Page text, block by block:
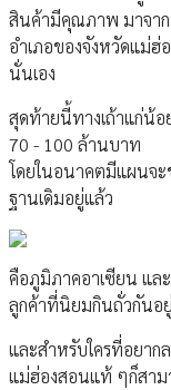
สินค้ามีคุณภาพ มาจาก
อำเภอของจังหวัดแม่
นั่นเอง
สุดท้ายนี้ทางเถ้าแก่น้อ
70 - 100 ล้านบาท
โดยในอนาคตมีแผนจ
ฐานเดิมอยู่แล้ว
คือภูมิภาคอาเซียน แล
ลูกค้าที่นิยมกินถั่วกันอ
และสำหรับใครที่อยาก
แม่ฮ่องสอนแท้ ๆก็สาม